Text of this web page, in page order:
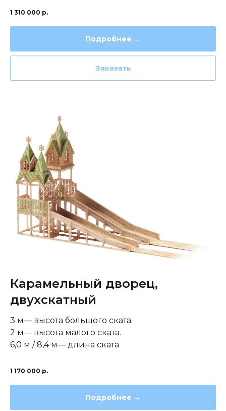
1 310 000 р.
Подробнее →
Заказать
Карамельный дворец,
двухскатный
3 м— высота большого ската.
2 м— высота малого ската.
6,0 м / 8,4 м— длина ската
1 170 000 р.
Подробнее →